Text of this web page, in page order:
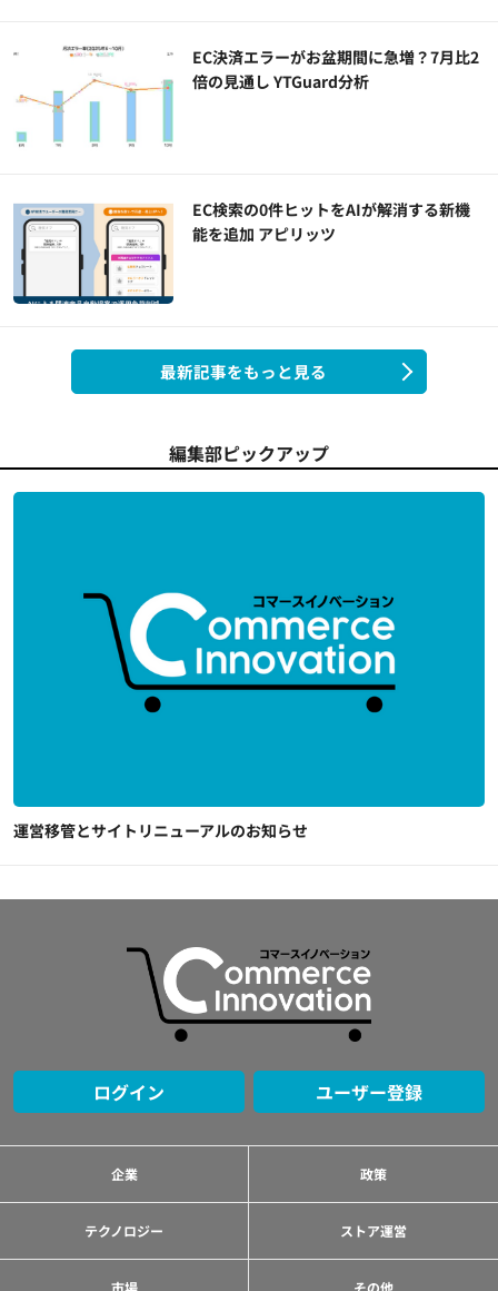
EC決済エラーがお盆期間に急増？7月比2
倍の見通し YTGuard分析
EC検索の0件ヒットをAIが解消する新機
能を追加 アピリッツ
最新記事をもっと見る
編集部ピックアップ
運営移管とサイトリニューアルのお知らせ
ログイン ユーザー登録
企業 政策
テクノロジー ストア運営
市場 その他